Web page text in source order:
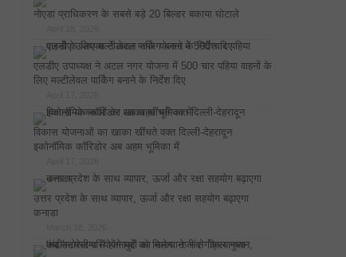
नोएडा प्राधिकरण के सबसे बड़े 20 बिल्डर बकाया घोटाले
एलडीए उपाध्यक्ष ने अटल नगर योजना में 500 चार पहिया वाहनों के
लिए मल्टीलेवल पार्किंग बनाने के निर्देश दिए
विकास योजनाओं का खाका खींचते वक्त दिल्ली-देहरादून
इकोनॉमिक कॉरिडोर अब अहम भूमिका में
उत्तर प्रदेश के साथ व्यापार, ऊर्जा और रक्षा सहयोग बढ़ाएगा
कनाडा